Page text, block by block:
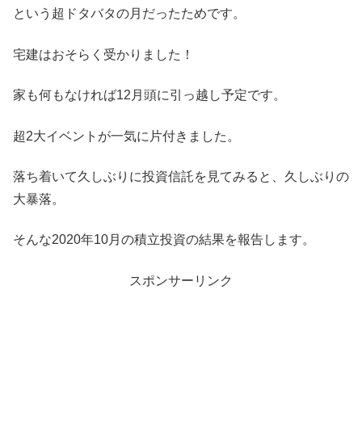
という超ドタバタの月だったためです。
宅建はおそらく受かりました！
家も何もなければ12月頭に引っ越し予定です。
超2大イベントが一気に片付きました。
落ち着いて久しぶりに投資信託を見てみると、久しぶりの
大暴落。
そんな2020年10月の積立投資の結果を報告します。
スポンサーリンク